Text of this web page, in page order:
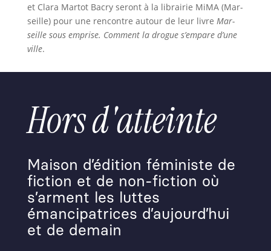
et Clara Mar­tot Bacry seront à la librairie MiMA (Mar­
seille) pour une ren­con­tre autour de leur livre Mar­
seille sous emprise. Com­ment la drogue s’empare d’une
ville.
Hors d'atteinte
Maison d’édition féministe de
fiction et de non-fiction où
s’arment les luttes
émancipatrices d’aujourd’hui
et de demain